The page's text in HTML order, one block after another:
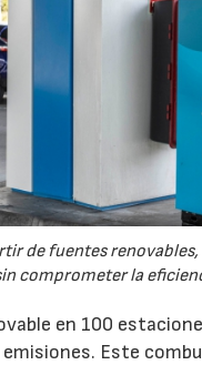
de fuentes
comprometer la
en 100
Este